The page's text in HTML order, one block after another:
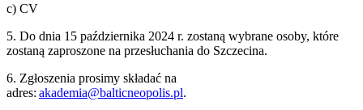
c) CV
5. Do dnia 15 października 2024 r. zostaną wybrane osoby, które
zostaną zaproszone na przesłuchania do Szczecina.
6. Zgłoszenia prosimy składać na
adres: akademia@balticneopolis.pl.